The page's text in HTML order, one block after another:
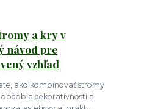
a kry v
návod pre
vzhľad
ako kombinovať stromy
dekoratívnosti a